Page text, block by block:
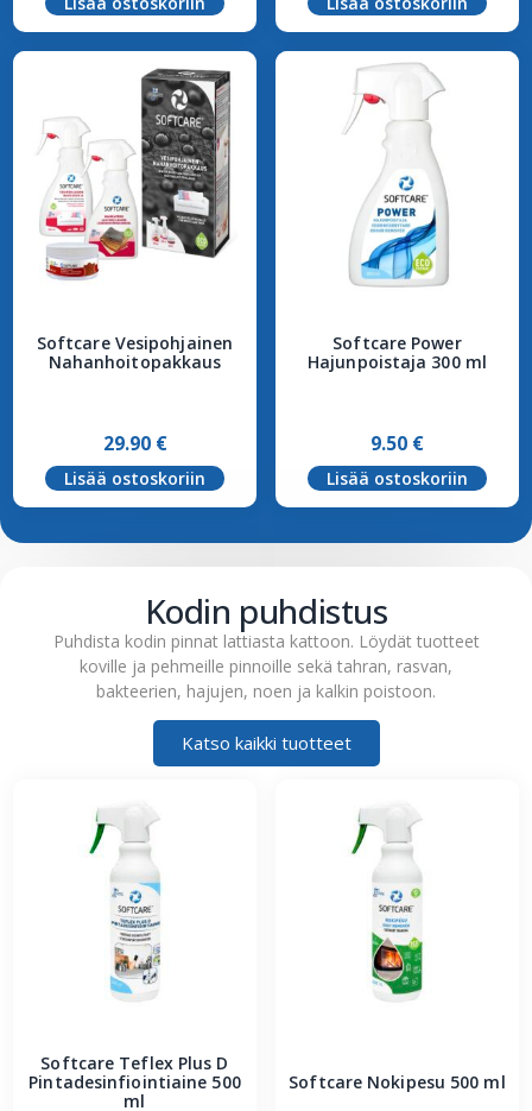
Softcare Vesipohjainen
Nahanhoitopakkaus
29.90 €
Lisää ostoskoriin
Softcare Power
Hajunpoistaja 300 ml
9.50 €
Lisää ostoskoriin
Kodin puhdistus
Puhdista kodin pinnat lattiasta kattoon. Löydät tuotteet
koville ja pehmeille pinnoille sekä tahran, rasvan,
bakteerien, hajujen, noen ja kalkin poistoon.
Katso kaikki tuotteet
Softcare Teflex Plus D
Pintadesinfiointiaine 500
ml
Softcare Nokipesu 500 ml